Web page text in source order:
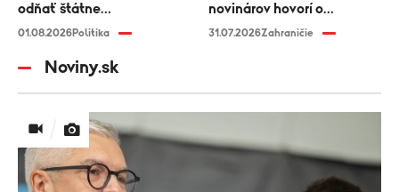
odňať štátne
vyznamenanie
01.08.2026Politika
novinárov hovorí o
diskriminácii médií
31.07.2026Zahraničie
Noviny.sk